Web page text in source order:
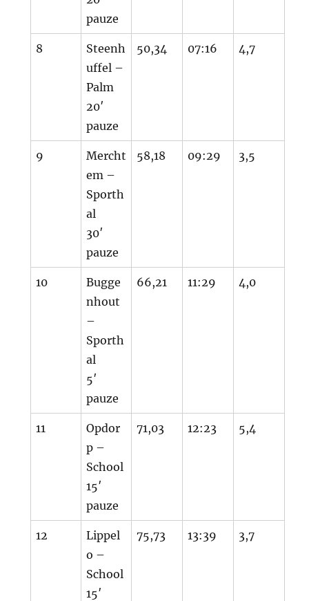
pauze
8
Steenh
uffel –
Palm
20′
pauze
50,34 07:16 4,7
9
Mercht
em –
Sporth
al
30′
pauze
58,18 09:29 3,5
10
Bugge
nhout
–
Sporth
al
5′
pauze
66,21 11:29 4,0
11
Opdor
p –
School
15′
pauze
71,03 12:23 5,4
12
Lippel
o –
School
15′
75,73 13:39 3,7